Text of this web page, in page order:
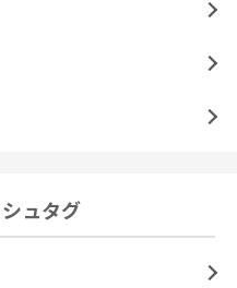
ュタグ